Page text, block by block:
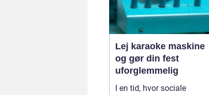
Lej karaoke maskine
og gør din fest
uforglemmelig
I en tid, hvor sociale